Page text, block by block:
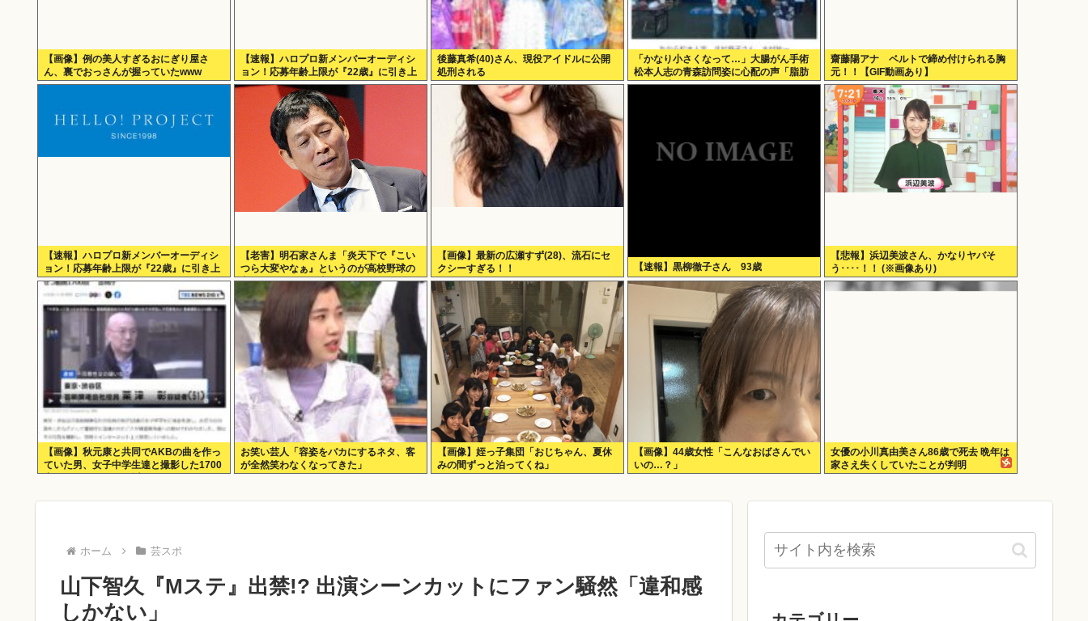
【画像】例の美人すぎるおにぎり屋さ
ん、裏でおっさんが握っていたwww
【速報】ハロプロ新メンバーオーディシ
ョン！応募年齢上限が『22歳』に引き上
げられる
後藤真希(40)さん、現役アイドルに公開
処刑される
「かなり小さくなって…」大腸がん手術
松本人志の青森訪問姿に心配の声「脂肪
のない感じが」「無理せずに」
齋藤陽アナ ベルトで締め付けられる胸
元！！【GIF動画あり】
【速報】ハロプロ新メンバーオーディシ
ョン！応募年齢上限が『22歳』に引き上
げられる
【老害】明石家さんま「炎天下で『こい
つら大変やなぁ』というのが高校野球の
良さ。ナイターが当たり前だとつまらな
い」
【画像】最新の広瀬すず(28)、流石にセ
クシーすぎる！！
【速報】黒柳徹子さん 93歳
【悲報】浜辺美波さん、かなりヤバそ
う････！！ (※画像あり)
【画像】秋元康と共同でAKBの曲を作っ
ていた男、女子中学生達と撮影した1700
点のAVをネットで販売していたwww
お笑い芸人「容姿をバカにするネタ、客
が全然笑わなくなってきた」
【画像】姪っ子集団「おじちゃん、夏休
みの間ずっと泊ってくね」
【画像】44歳女性「こんなおばさんでい
いの…？」
女優の小川真由美さん86歳で死去 晩年は
家さえ失くしていたことが判明
ホーム 芸スポ
山下智久『Mステ』出禁!? 出演シーンカットにファン騒然「違和感
しかない」